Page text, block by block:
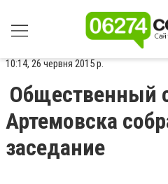
10:14, 26 червня 2015 р.
Общественный
Артемовска
заседание